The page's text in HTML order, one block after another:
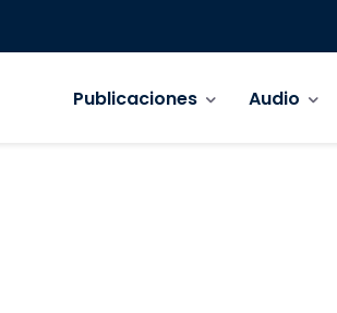
Publicaciones Audio